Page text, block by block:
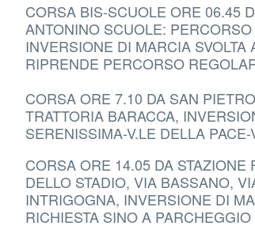
CORSA BIS-SCUOLE ORE 06.45
ANTONINO SCUOLE:
INVERSIONE DI MARCIA
RIPRENDE PERCORSO
CORSA ORE 7.10 DA SAN
TRATTORIA BARACCA,
SERENISSIMA-V.LE DELLA
CORSA ORE 14.05 DA
DELLO STADIO, VIA BASSANO,
INTRIGOGNA, INVERSIONE DI
RICHIESTA SINO A